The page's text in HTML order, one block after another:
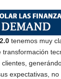
tenemos muy
transformación
expectativas,